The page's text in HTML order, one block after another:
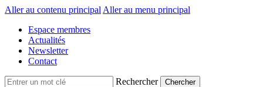
Aller au contenu principal Aller au menu principal
Espace membres
Actualités
Newsletter
Contact
Rechercher